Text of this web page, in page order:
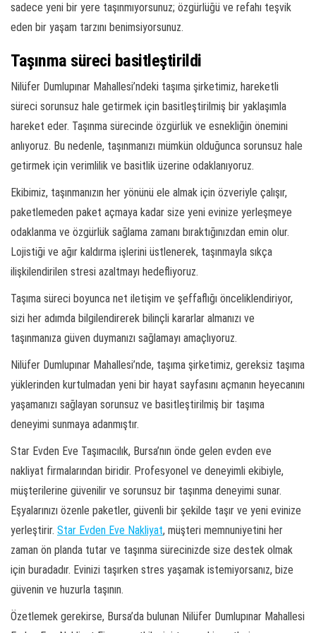
sadece yeni bir yere taşınmıyorsunuz; özgürlüğü ve refahı teşvik
eden bir yaşam tarzını benimsiyorsunuz.
Taşınma süreci basitleştirildi
Nilüfer Dumlupınar Mahallesi’ndeki taşıma şirketimiz, hareketli
süreci sorunsuz hale getirmek için basitleştirilmiş bir yaklaşımla
hareket eder. Taşınma sürecinde özgürlük ve esnekliğin önemini
anlıyoruz. Bu nedenle, taşınmanızı mümkün olduğunca sorunsuz hale
getirmek için verimlilik ve basitlik üzerine odaklanıyoruz.
Ekibimiz, taşınmanızın her yönünü ele almak için özveriyle çalışır,
paketlemeden paket açmaya kadar size yeni evinize yerleşmeye
odaklanma ve özgürlük sağlama zamanı bıraktığınızdan emin olur.
Lojistiği ve ağır kaldırma işlerini üstlenerek, taşınmayla sıkça
ilişkilendirilen stresi azaltmayı hedefliyoruz.
Taşıma süreci boyunca net iletişim ve şeffaflığı önceliklendiriyor,
sizi her adımda bilgilendirerek bilinçli kararlar almanızı ve
taşınmanıza güven duymanızı sağlamayı amaçlıyoruz.
Nilüfer Dumlupınar Mahallesi’nde, taşıma şirketimiz, gereksiz taşıma
yüklerinden kurtulmadan yeni bir hayat sayfasını açmanın heyecanını
yaşamanızı sağlayan sorunsuz ve basitleştirilmiş bir taşıma
deneyimi sunmaya adanmıştır.
Star Evden Eve Taşımacılık, Bursa’nın önde gelen evden eve
nakliyat firmalarından biridir. Profesyonel ve deneyimli ekibiyle,
müşterilerine güvenilir ve sorunsuz bir taşınma deneyimi sunar.
Eşyalarınızı özenle paketler, güvenli bir şekilde taşır ve yeni evinize
yerleştirir. Star Evden Eve Nakliyat, müşteri memnuniyetini her
zaman ön planda tutar ve taşınma sürecinizde size destek olmak
için buradadır. Evinizi taşırken stres yaşamak istemiyorsanız, bize
güvenin ve huzurla taşının.
Özetlemek gerekirse, Bursa’da bulunan Nilüfer Dumlupınar Mahallesi